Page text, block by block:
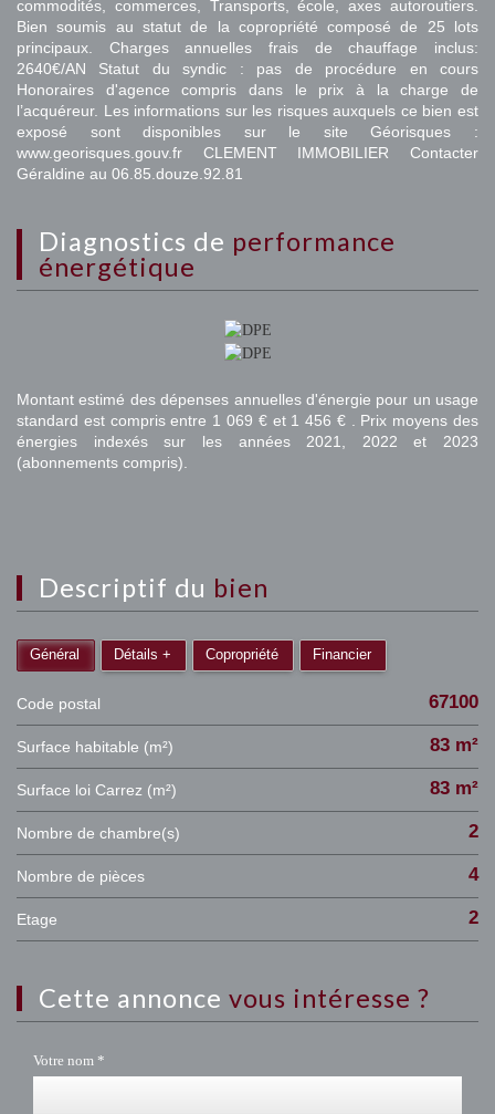
commodités, commerces, Transports, école, axes autoroutiers.
Bien soumis au statut de la copropriété composé de 25 lots
principaux. Charges annuelles frais de chauffage inclus:
2640€/AN Statut du syndic : pas de procédure en cours
Honoraires d'agence compris dans le prix à la charge de
l’acquéreur. Les informations sur les risques auxquels ce bien est
exposé sont disponibles sur le site Géorisques :
www.georisques.gouv.fr CLEMENT IMMOBILIER Contacter
Géraldine au 06.85.douze.92.81
diagnostics de performance
énergétique
Montant estimé des dépenses annuelles d'énergie pour un usage
standard est compris entre 1 069 € et 1 456 € . Prix moyens des
énergies indexés sur les années 2021, 2022 et 2023
(abonnements compris).
descriptif du bien
Général Détails + Copropriété Financier
Code postal 67100
Surface habitable (m²) 83 m²
Surface loi Carrez (m²) 83 m²
Nombre de chambre(s) 2
Nombre de pièces 4
Etage 2
cette annonce vous intéresse ?
Votre nom *